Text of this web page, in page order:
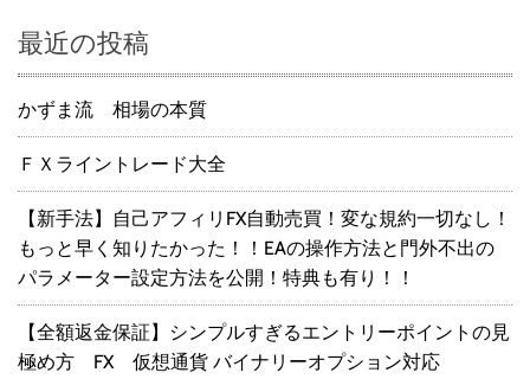
最近の投稿
かずま流 相場の本質
ＦＸライントレード大全
【新手法】自己アフィリFX自動売買！変な規約一切なし！
もっと早く知りたかった！！EAの操作方法と門外不出の
パラメーター設定方法を公開！特典も有り！！
【全額返金保証】シンプルすぎるエントリーポイントの見
極め方 FX 仮想通貨 バイナリーオプション対応